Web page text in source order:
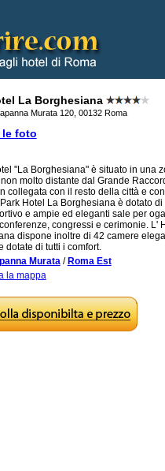
La Borghesiana
Murata 120, 00132 Roma
le foto
"La Borghesiana" è situato in una
molto distante dal Grande
collegata con il resto della città e
Hotel La Borghesiana è dotato
e ampie ed eleganti sale per
congressi e cerimonie. L'
dispone inoltre di 42 camere
dotate di tutti i comfort.
Murata/ Roma Est
la mappa